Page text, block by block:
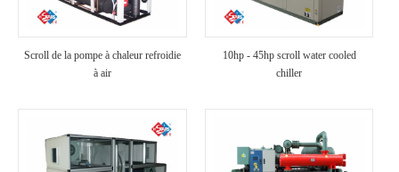
Scroll de la pompe à chaleur refroidie
à air
10hp - 45hp scroll water cooled
chiller